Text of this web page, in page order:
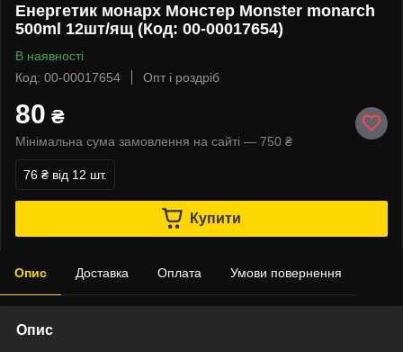
Енергетик монарх Монстер Monster monarch
500ml 12шт/ящ (Код: 00-00017654)
В наявності
Код: 00-00017654
Опт і роздріб
80 ₴
Мінімальна сума замовлення на сайті — 750 ₴
76 ₴ від 12 шт.
Купити
Опис Доставка Оплата Умови повернення
Опис